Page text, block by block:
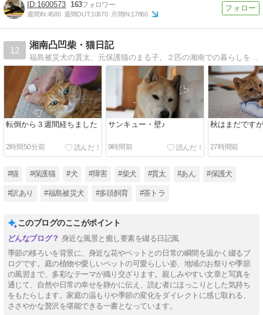
1600573 163
週間IN:4580 週間OUT:10670 月間IN:17860
12
湘南凸凹柴・猫日記
転倒から３週間経ちました
2時間50分前
サンキュー・壁♪
9時間前
秋はまだです
27時間前
#猫 #保護猫 #犬 #障害 #柴犬 #貫太 #あん #保護犬
#訳あり #福島被災犬 #多頭飼育 #茶トラ
このブログのここがポイント
身近な風景と癒し要素を綴る日記風
季節の移ろいを背景に、身近な花やペットとの日常の瞬間を温かく綴るブ
ログです。庭の植物や愛しいペットの可愛らしい姿、地域のお祭りや季節
の風習まで、多彩なテーマが織り交ざります。親しみやすい文章と写真を
通じて、自然や日常の幸せを静かに伝え、読む者にほっこりとした気持ち
をもたらします。家庭の温もりや季節の変化をダイレクトに感じ取れる、
ささやかな贅沢を堪能できる一書となっています。